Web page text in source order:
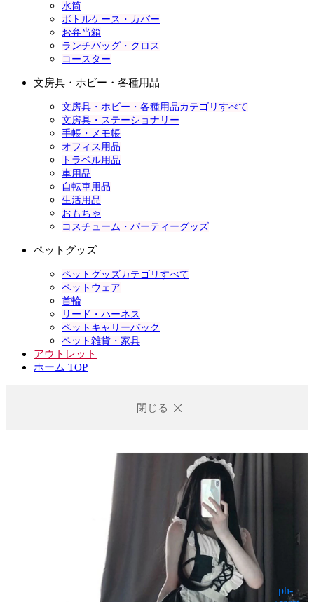
水筒
ボトルケース・カバー
お弁当箱
ランチバッグ・クロス
コースター
文房具・ホビー・各種用品
文房具・ホビー・各種用品カテゴリすべて
文房具・ステーショナリー
手帳・メモ帳
オフィス用品
トラベル用品
車用品
自転車用品
生活用品
おもちゃ
コスチューム・パーティーグッズ
ペットグッズ
ペットグッズカテゴリすべて
ペットウェア
首輪
リード・ハーネス
ペットキャリーバック
ペット雑貨・家具
アウトレット
ホーム TOP
閉じる